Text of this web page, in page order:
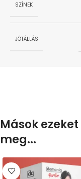
SZÍNEK
JÓTÁLLÁS
Mások
meg...